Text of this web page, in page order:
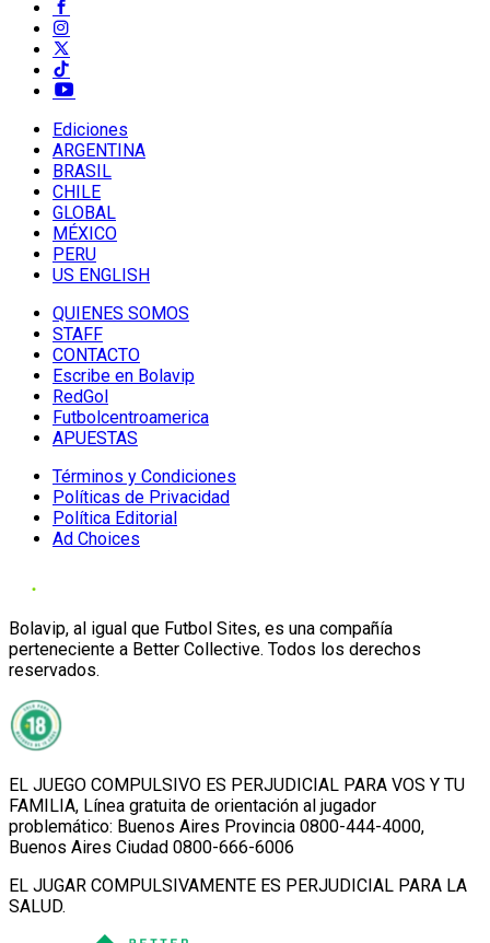
Ediciones
ARGENTINA
BRASIL
CHILE
GLOBAL
MÉXICO
PERU
US ENGLISH
QUIENES SOMOS
STAFF
CONTACTO
Escribe en Bolavip
RedGol
Futbolcentroamerica
APUESTAS
Términos y Condiciones
Políticas de Privacidad
Política Editorial
Ad Choices
Bolavip, al igual que Futbol Sites, es una compañía
perteneciente a Better Collective. Todos los derechos
reservados.
EL JUEGO COMPULSIVO ES PERJUDICIAL PARA VOS Y TU
FAMILIA, Línea gratuita de orientación al jugador
problemático: Buenos Aires Provincia 0800-444-4000,
Buenos Aires Ciudad 0800-666-6006
EL JUGAR COMPULSIVAMENTE ES PERJUDICIAL PARA LA
SALUD.